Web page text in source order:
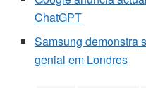
ChatGPT
Samsung demonstra
genial em Londres